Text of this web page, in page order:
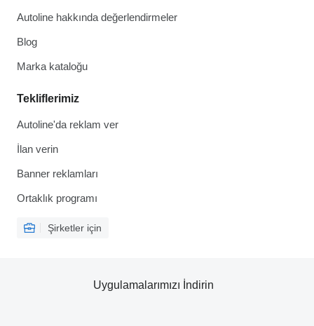
Autoline hakkında değerlendirmeler
Blog
Marka kataloğu
Tekliflerimiz
Autoline'da reklam ver
İlan verin
Banner reklamları
Ortaklık programı
Şirketler için
Uygulamalarımızı İndirin